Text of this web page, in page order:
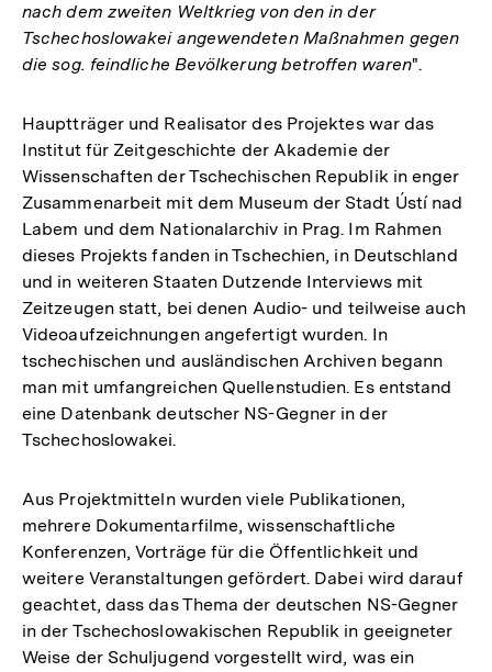
nach dem zweiten Weltkrieg von den in der
Tschechoslowakei angewendeten Maßnahmen gegen
die sog. feindliche Bevölkerung betroffen waren".
Hauptträger und Realisator des Projektes war das
Institut für Zeitgeschichte der Akademie der
Wissenschaften der Tschechischen Republik in enger
Zusammenarbeit mit dem Museum der Stadt Ústí nad
Labem und dem Nationalarchiv in Prag. Im Rahmen
dieses Projekts fanden in Tschechien, in Deutschland
und in weiteren Staaten Dutzende Interviews mit
Zeitzeugen statt, bei denen Audio- und teilweise auch
Videoaufzeichnungen angefertigt wurden. In
tschechischen und ausländischen Archiven begann
man mit umfangreichen Quellenstudien. Es entstand
eine Datenbank deutscher NS-Gegner in der
Tschechoslowakei.
Aus Projektmitteln wurden viele Publikationen,
mehrere Dokumentarfilme, wissenschaftliche
Konferenzen, Vorträge für die Öffentlichkeit und
weitere Veranstaltungen gefördert. Dabei wird darauf
geachtet, dass das Thema der deutschen NS-Gegner
in der Tschechoslowakischen Republik in geeigneter
Weise der Schuljugend vorgestellt wird, was ein